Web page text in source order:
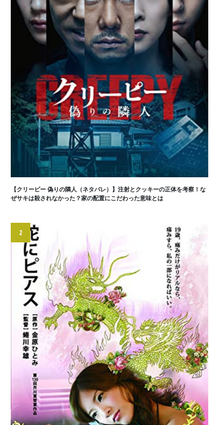
【クリーピー 偽りの隣人（ネタバレ）】注射とクッキーの正体を考察！な
ぜサキは殺されなかった？家の配置にこだわった意味とは
2